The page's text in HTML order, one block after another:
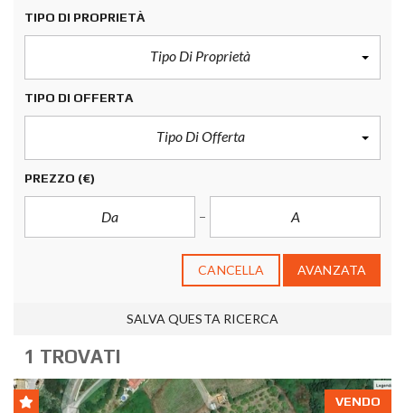
TIPO DI PROPRIETÀ
Tipo Di Proprietà
TIPO DI OFFERTA
Tipo Di Offerta
PREZZO (€)
CANCELLA AVANZATA
SALVA QUESTA RICERCA
1 TROVATI
VENDO